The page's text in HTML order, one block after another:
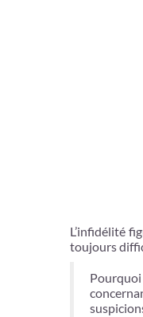
L’infidélité
toujours